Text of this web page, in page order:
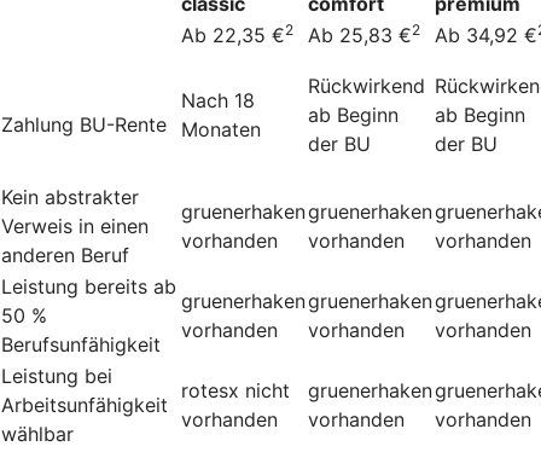
Ab 22,35 €2 Ab 25,83 €2 Ab 34,92 €
Zahlung BU-Rente
Nach 18
Monaten
Rückwirkend
ab Beginn
der BU
ab Beginn
der BU
Kein abstrakter
Verweis in einen
anderen Beruf
gruenerhaken
vorhanden
gruenerhaken
vorhanden
vorhanden
Leistung bereits ab
50 %
Berufsunfähigkeit
gruenerhaken
vorhanden
gruenerhaken
vorhanden
vorhanden
Leistung bei
Arbeitsunfähigkeit
wählbar
rotesx nicht
vorhanden
gruenerhaken
vorhanden
vorhanden